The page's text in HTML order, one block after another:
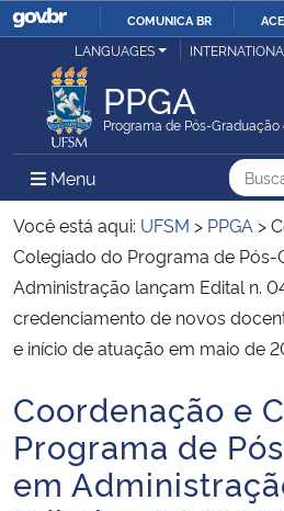
IR
COMUNICA BR
Ministério da Justiça e Segurança Pública
Ministério da Defesa
Ministério das Relações Exteriores
Ministério da Economia
Ministério da Educação
LANGUAGES
PPGA
Programa de Pós-
Menu Menu Principal doBusca:
Você está aqui: UFSM > PPGA >
Colegiado do Programa de Pós-
Administração lançam Edital n.
credenciamento de novos
e início de atuação em maio de
Início do conteúdo
Coordenação e
Programa de
em